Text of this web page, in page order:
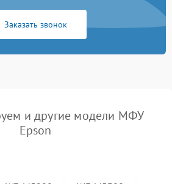
Заказать звонок
и другие модели МФУ
Epson